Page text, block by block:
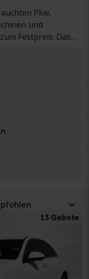
Pkw,
und
Festpreis. Das
finden Sie in
13 Gebote